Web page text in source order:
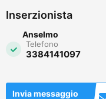
Inserzionista
Anselmo
Telefono
3384141097
Invia messaggio